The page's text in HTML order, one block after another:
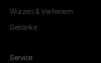
Würzen & Verfeinern
Getränke
Service